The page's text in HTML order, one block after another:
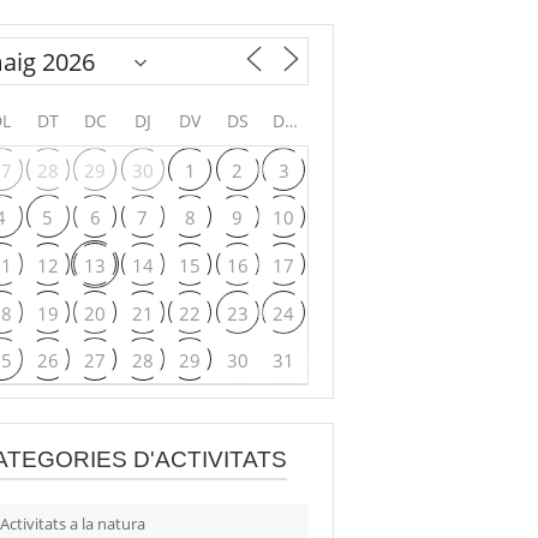
DT DC DJ DV DS DG
28 29 30 1 2
3
5 6 7 8 9
10
12 13 14 15 16
17
19 20 21 22 23
24
26 27 28 29 30 31
D'ACTIVITATS
Activitats a la natura